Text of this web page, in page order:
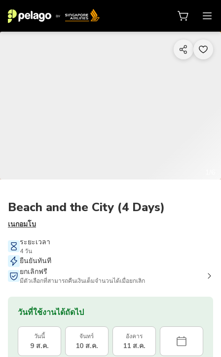
Beach and the City (4 Days)
เนกอมโบ
ระยะเวลา
4 วัน
ยืนยันทันที
ยกเลิกฟรี
มีตัวเลือกที่สามารถคืนเงินเต็มจำนวนได้เมื่อยกเลิก
วันที่ใช้งานได้ถัดไป
วันนี้
9 ส.ค.
จันทร์
10 ส.ค.
อังคาร
11 ส.ค.